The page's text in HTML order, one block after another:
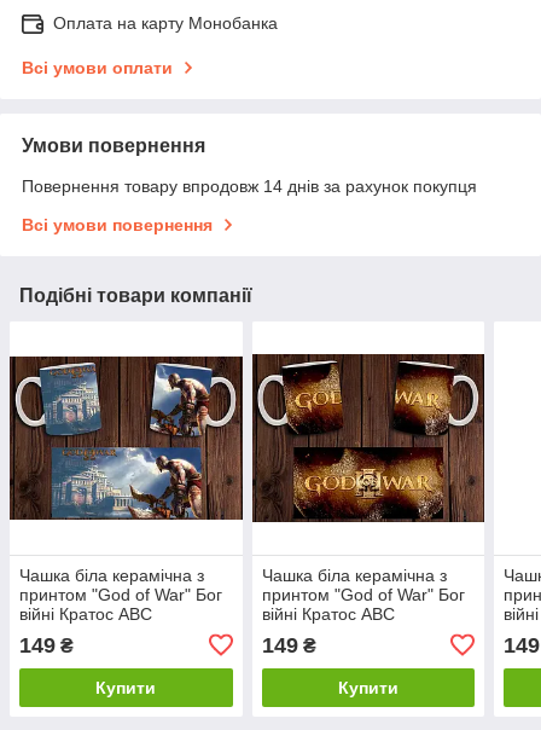
Оплата на карту Монобанка
Всі умови оплати
Умови повернення
Повернення товару впродовж 14 днів за рахунок покупця
Всі умови повернення
Подібні товари компанії
Чашка біла керамічна з
принтом "God of War" Бог
війні Кратос ABC
149 ₴
Купити
Чашка біла керамічна з
принтом "God of War" Бог
війні Кратос ABC
149₴
Купити
149